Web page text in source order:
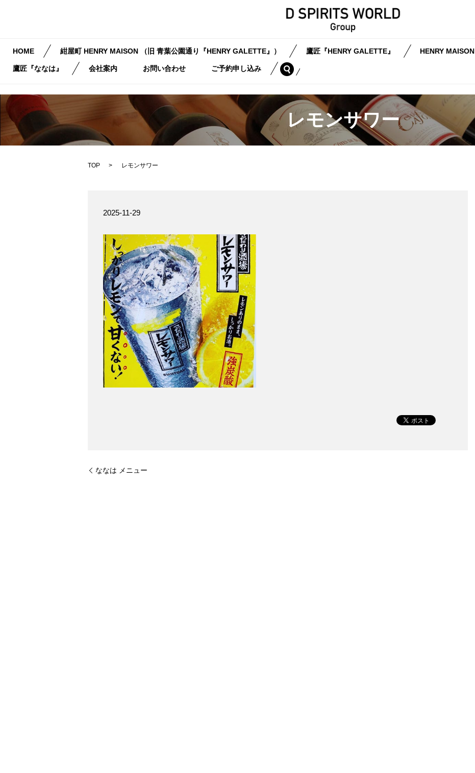
HOME 紺屋町 HENRY MAISON （旧 青葉公園通り『HENRY GALETTE』） 鷹匠『HENRY GALETTE』 HENRY
鷹匠『ななは』 会社案内 お問い合わせ ご予約申し込み search
レモンサワー
TOP レモンサワー
2025-11-29
ななは メニュー